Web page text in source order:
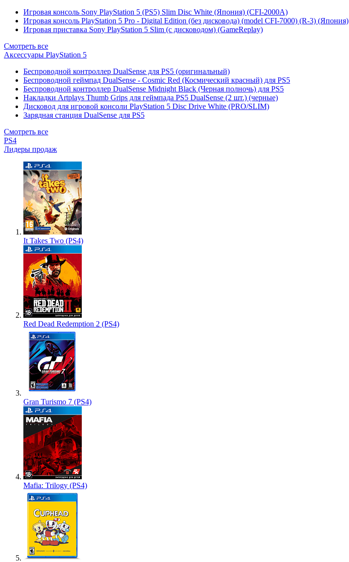
Игровая консоль Sony PlayStation 5 (PS5) Slim Disc White (Япония) (CFI-2000A)
Игровая консоль PlayStation 5 Pro - Digital Edition (без дисковода) (model CFI-7000) (R-3) (Япония)
Игровая приставка Sony PlayStation 5 Slim (с дисководом) (GameReplay)
Смотреть все
Аксессуары PlayStation 5
Беспроводной контроллер DualSense для PS5 (оригинальный)
Беспроводной геймпад DualSense - Cosmic Red (Космический красный) для PS5
Беспроводной контроллер DualSense Midnight Black (Черная полночь) для PS5
Накладки Artplays Thumb Grips для геймпада PS5 DualSense (2 шт.) (черные)
Дисковод для игровой консоли PlayStation 5 Disc Drive White (PRO/SLIM)
Зарядная станция DualSense для PS5
Смотреть все
PS4
Лидеры продаж
It Takes Two (PS4)
Red Dead Redemption 2 (PS4)
Gran Turismo 7 (PS4)
Mafia: Trilogy (PS4)